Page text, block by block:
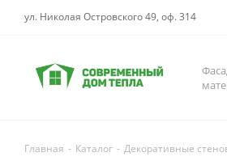
ул. Николая Островского 49, оф. 314
Главная - Каталог - Декоративные